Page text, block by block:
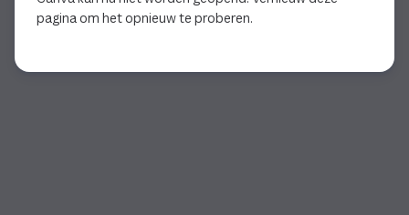
pagina om het opnieuw te proberen.